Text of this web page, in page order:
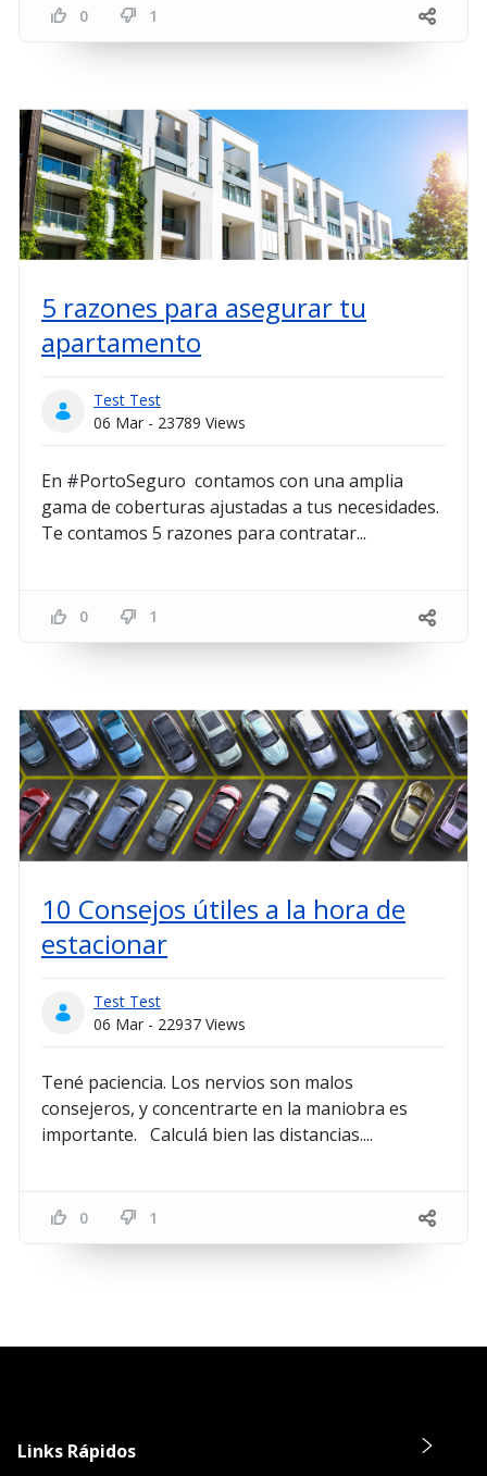
0 1
5 razones para asegurar tu
apartamento
Test Test
06 Mar - 23789 Views
En #PortoSeguro contamos con una amplia
gama de coberturas ajustadas a tus necesidades.
Te contamos 5 razones para contratar...
0 1
10 Consejos útiles a la hora de
estacionar
Test Test
06 Mar - 22937 Views
Tené paciencia. Los nervios son malos
consejeros, y concentrarte en la maniobra es
importante. Calculá bien las distancias....
0 1
Links Rápidos